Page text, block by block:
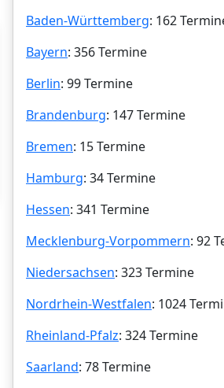
Baden-Württemberg: 162
Bayern: 356 Termine
Berlin: 99 Termine
Brandenburg: 147 Termine
Bremen: 15 Termine
Hamburg: 34 Termine
Hessen: 341 Termine
Mecklenburg-Vorpommern: 92
Niedersachsen: 323 Termine
Nordrhein-Westfalen: 1024
Rheinland-Pfalz: 324 Termine
Saarland: 78 Termine